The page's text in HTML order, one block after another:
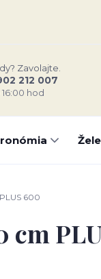
Zavolajte.
212 007
hod
600
cm